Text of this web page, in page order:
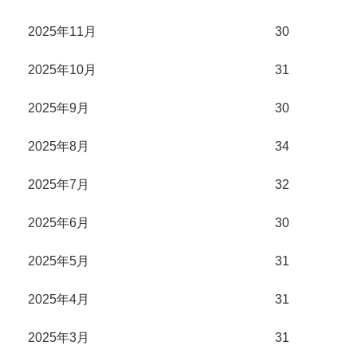
2025年11月 30
2025年10月 31
2025年9月 30
2025年8月 34
2025年7月 32
2025年6月 30
2025年5月 31
2025年4月 31
2025年3月 31